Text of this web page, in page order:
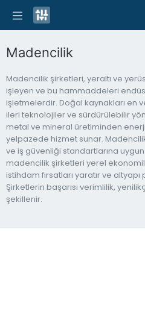
Madencilik
Madencilik şirketleri, yeraltı ve
işleyen ve bu hammaddeleri
işletmelerdir. Doğal kaynakları en
ileri teknolojiler ve sürdürülebilir
metal ve mineral üretiminden
yelpazede hizmet sunar.
ve iş güvenliği standartlarına
madencilik şirketleri yerel
istihdam fırsatları yaratır ve
Şirketlerin başarısı verimlilik,
şekillenir.